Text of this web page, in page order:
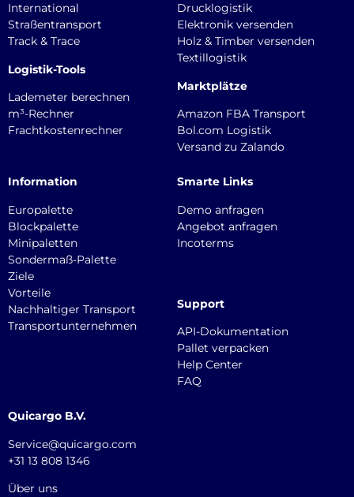
International
Straßentransport
Track & Trace
Logistik-Tools
Lademeter berechnen
m³-Rechner
Frachtkostenrechner
Drucklogistik
Elektronik versenden
Holz & Timber versenden
Textillogistik
Marktplätze
Amazon FBA Transport
Bol.com Logistik
Versand zu Zalando
Information
Europalette
Blockpalette
Minipaletten
Sondermaß-Palette
Ziele
Vorteile
Nachhaltiger Transport
Transportunternehmen
Smarte Links
Demo anfragen
Angebot anfragen
Incoterms
Support
API-Dokumentation
Pallet verpacken
Help Center
FAQ
Quicargo B.V.
Service@quicargo.com
+31 13 808 1346
Über uns